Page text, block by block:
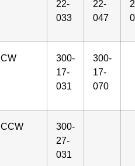
22-
033
22-
047
CW
300-
17-
031
300-
17-
070
CCW
300-
27-
031